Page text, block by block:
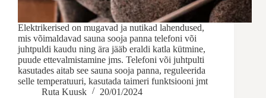
Elektrikerised on mugavad ja nutikad lahendused,
mis võimaldavad sauna sooja panna telefoni või
juhtpuldi kaudu ning ära jääb eraldi katla kütmine,
puude ettevalmistamine jms. Telefoni või juhtpulti
kasutades aitab see sauna sooja panna, reguleerida
selle temperatuuri, kasutada taimeri funktsiooni jmt
Ruta Kuusk
20/01/2024